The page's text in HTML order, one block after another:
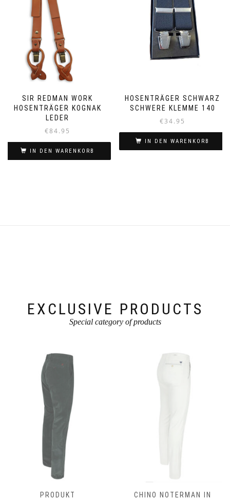
SIR REDMAN WORK
HOSENTRÄGER KOGNAK
LEDER
€84.95
IN DEN WARENKORB
HOSENTRÄGER SCHWARZ
SCHWERE KLEMME 140
€34.95
IN DEN WARENKORB
EXCLUSIVE PRODUCTS
Special category of products
PRODUKT
CHINO NOTERMAN IN